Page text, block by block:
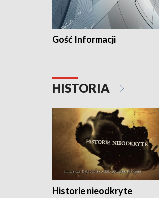
Gość Informacji
HISTORIA
Historie nieodkryte